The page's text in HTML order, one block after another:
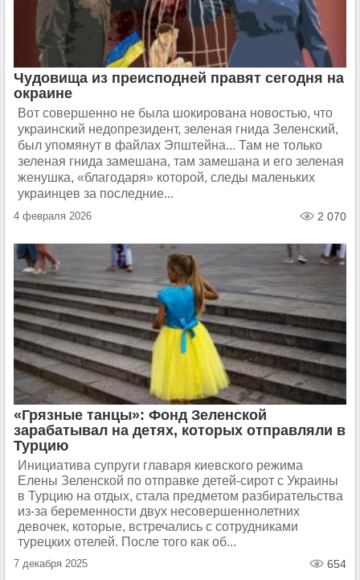
Чудовища из преисподней правят сегодня на
окраине
Вот совершенно не была шокирована новостью, что
украинский недопрезидент, зеленая гнида Зеленский,
был упомянут в файлах Эпштейна... Там не только
зеленая гнида замешана, там замешана и его зеленая
женушка, «благодаря» которой, следы маленьких
украинцев за последние...
4 февраля 2026 2 070
«Грязные танцы»: Фонд Зеленской
зарабатывал на детях, которых отправляли в
Турцию
Инициатива супруги главаря киевского режима
Елены Зеленской по отправке детей-сирот с Украины
в Турцию на отдых, стала предметом разбирательства
из-за беременности двух несовершеннолетних
девочек, которые, встречались с сотрудниками
турецких отелей. После того как об...
7 декабря 2025 654